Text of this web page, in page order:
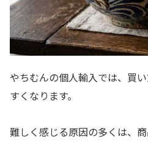
やちむんの個人輸入では、買
すくなります。
難しく感じる原因の多くは、